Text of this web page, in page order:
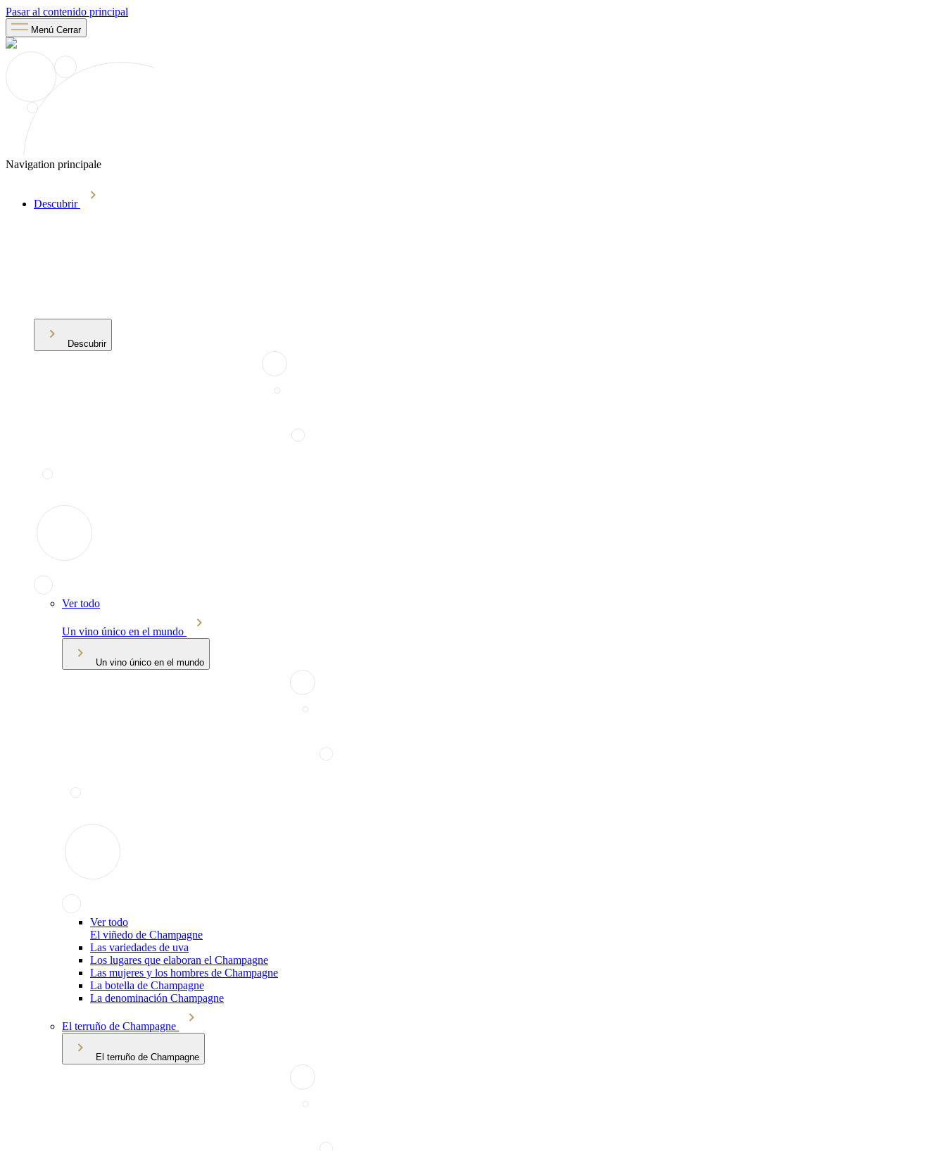
Pasar al contenido principal
Menú Cerrar
Navigation principale
Descubrir
Descubrir
Ver todo
Un vino único en el mundo
Un vino único en el mundo
Ver todo
El viñedo de Champagne
Las variedades de uva
Los lugares que elaboran el Champagne
Las mujeres y los hombres de Champagne
La botella de Champagne
La denominación Champagne
El terruño de Champagne
El terruño de Champagne